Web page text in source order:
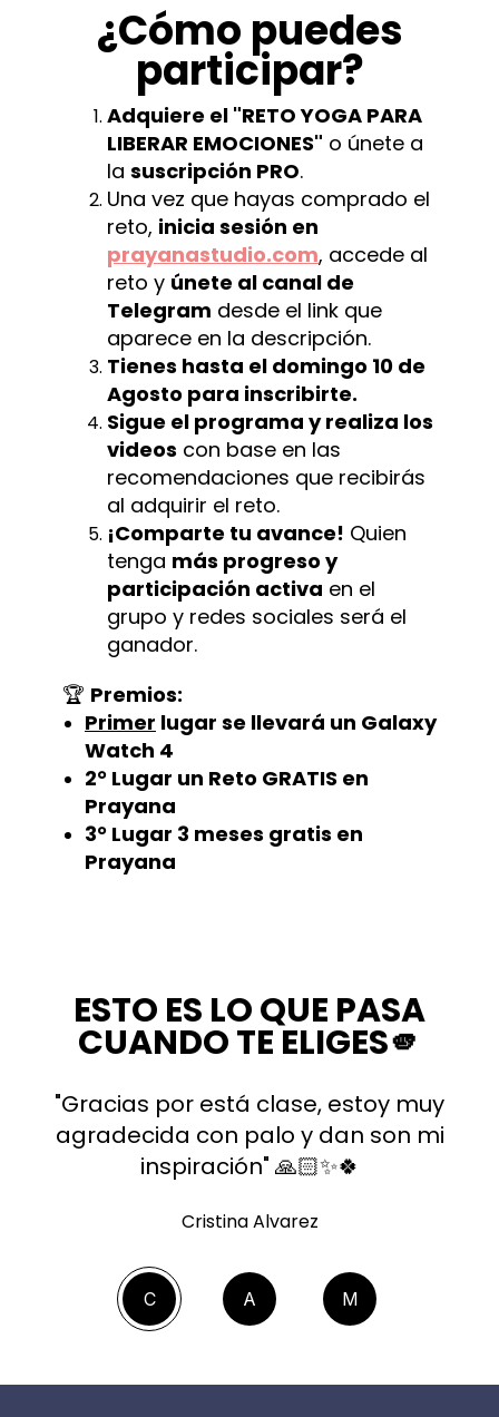
¿Cómo puedes
participar?
Adquiere el "RETO YOGA PARA
LIBERAR EMOCIONES" o únete a
la suscripción PRO.
Una vez que hayas comprado el
reto, inicia sesión en
prayanastudio.com, accede al
reto y únete al canal de
Telegram desde el link que
aparece en la descripción.
Tienes hasta el domingo 10 de
Agosto para inscribirte.
Sigue el programa y realiza los
videos con base en las
recomendaciones que recibirás
al adquirir el reto.
¡Comparte tu avance! Quien
tenga más progreso y
participación activa en el
grupo y redes sociales será el
ganador.
🏆 Premios:
Primer lugar se llevará un Galaxy
Watch 4
2° Lugar un Reto GRATIS en
Prayana
3° Lugar 3 meses gratis en
Prayana
ESTO ES LO QUE PASA
CUANDO TE ELIGES🫵
"Gracias por está clase, estoy muy
agradecida con palo y dan son mi
inspiración" 🙏🏻✨🍀
Cristina Alvarez
C A M